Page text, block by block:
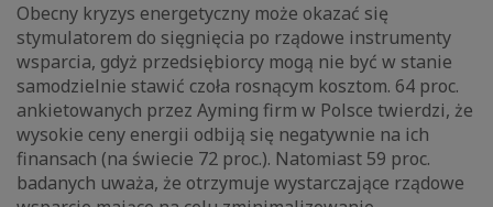
Obecny kryzys energetyczny może okazać się
stymulatorem do sięgnięcia po rządowe instrumenty
wsparcia, gdyż przedsiębiorcy mogą nie być w stanie
samodzielnie stawić czoła rosnącym kosztom. 64 proc.
ankietowanych przez Ayming firm w Polsce twierdzi, że
wysokie ceny energii odbiją się negatywnie na ich
finansach (na świecie 72 proc.). Natomiast 59 proc.
badanych uważa, że otrzymuje wystarczające rządowe